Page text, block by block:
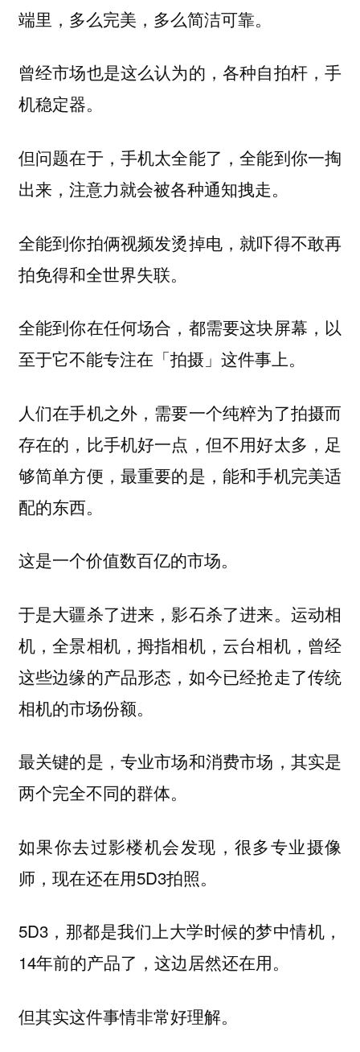
端里，多么完美，多么简洁可靠。
曾经市场也是这么认为的，各种自拍杆，手
机稳定器。
但问题在于，手机太全能了，全能到你一掏
出来，注意力就会被各种通知拽走。
全能到你拍俩视频发烫掉电，就吓得不敢再
拍免得和全世界失联。
全能到你在任何场合，都需要这块屏幕，以
至于它不能专注在「拍摄」这件事上。
人们在手机之外，需要一个纯粹为了拍摄而
存在的，比手机好一点，但不用好太多，足
够简单方便，最重要的是，能和手机完美适
配的东西。
这是一个价值数百亿的市场。
于是大疆杀了进来，影石杀了进来。运动相
机，全景相机，拇指相机，云台相机，曾经
这些边缘的产品形态，如今已经抢走了传统
相机的市场份额。
最关键的是，专业市场和消费市场，其实是
两个完全不同的群体。
如果你去过影楼机会发现，很多专业摄像
师，现在还在用5D3拍照。
5D3，那都是我们上大学时候的梦中情机，
14年前的产品了，这边居然还在用。
但其实这件事情非常好理解。